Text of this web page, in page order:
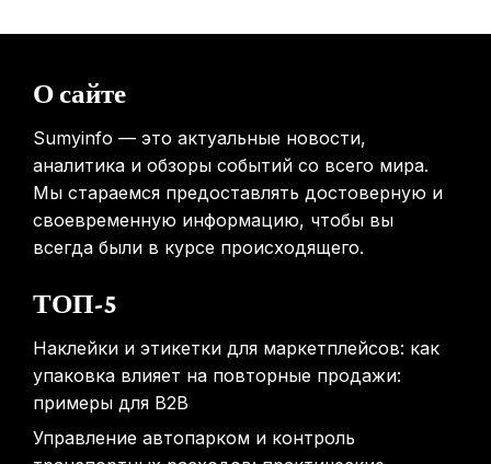
выявления рисков раннего старения
О сайте
Sumyinfo — это актуальные новости,
аналитика и обзоры событий со всего мира.
Мы стараемся предоставлять достоверную и
своевременную информацию, чтобы вы
всегда были в курсе происходящего.
ТОП-5
Наклейки и этикетки для маркетплейсов: как
упаковка влияет на повторные продажи:
примеры для B2B
Управление автопарком и контроль